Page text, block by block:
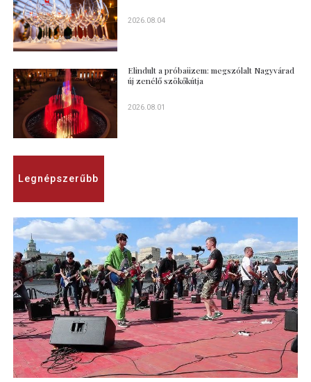
2026.08.04
Elindult a próbaüzem: megszólalt Nagyvárad
új zenélő szökőkútja
2026.08.01
Legnépszerűbb